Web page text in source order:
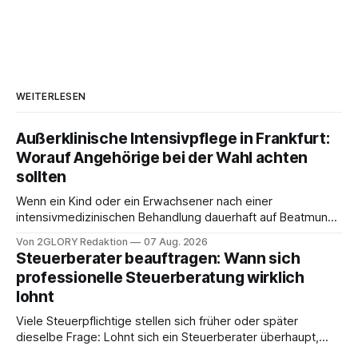
WEITERLESEN
Außerklinische Intensivpflege in Frankfurt:
Worauf Angehörige bei der Wahl achten
sollten
Wenn ein Kind oder ein Erwachsener nach einer
intensivmedizinischen Behandlung dauerhaft auf Beatmung
angewiesen ist, stellt sich für Familien eine schwierige
Frage: Muss die Versorgung dauerhaft in der Klinik bleiben –
oder ist ein Leben zu Hause möglich? Die außerklinische
Intensivpflege bietet genau diese Alternative: Sie
Von 2GLORY Redaktion 07 Aug. 2026
Steuerberater beauftragen: Wann sich
professionelle Steuerberatung wirklich
lohnt
Viele Steuerpflichtige stellen sich früher oder später
dieselbe Frage: Lohnt sich ein Steuerberater überhaupt,